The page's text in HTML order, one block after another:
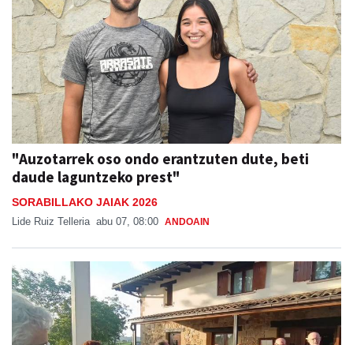
"Auzotarrek oso ondo erantzuten dute, beti
daude laguntzeko prest"
SORABILLAKO JAIAK 2026
Lide Ruiz Telleria abu 07, 08:00 ANDOAIN